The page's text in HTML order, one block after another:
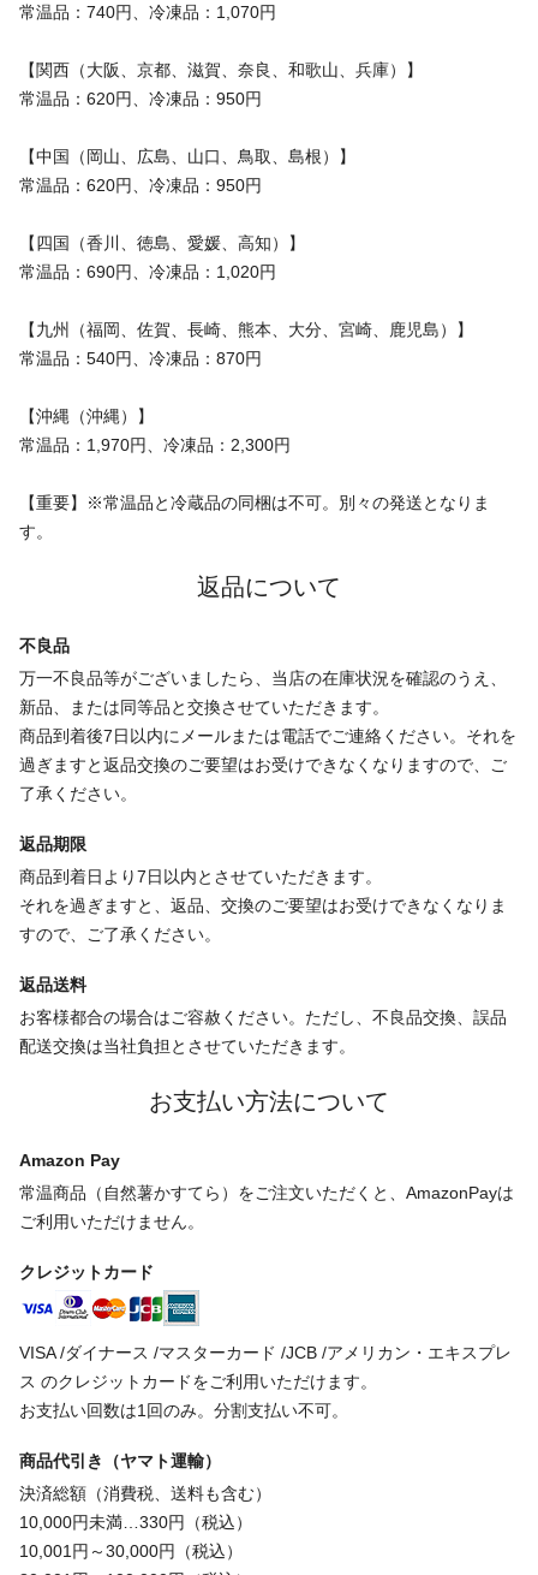
常温品：740円、冷凍品：1,070円
【関西（大阪、京都、滋賀、奈良、和歌山、兵庫）】
常温品：620円、冷凍品：950円
【中国（岡山、広島、山口、鳥取、島根）】
常温品：620円、冷凍品：950円
【四国（香川、徳島、愛媛、高知）】
常温品：690円、冷凍品：1,020円
【九州（福岡、佐賀、長崎、熊本、大分、宮崎、鹿児島）】
常温品：540円、冷凍品：870円
【沖縄（沖縄）】
常温品：1,970円、冷凍品：2,300円
【重要】※常温品と冷蔵品の同梱は不可。別々の発送となりま
す。
返品について
不良品
万一不良品等がございましたら、当店の在庫状況を確認のうえ、
新品、または同等品と交換させていただきます。
商品到着後7日以内にメールまたは電話でご連絡ください。それを
過ぎますと返品交換のご要望はお受けできなくなりますので、ご
了承ください。
返品期限
商品到着日より7日以内とさせていただきます。
それを過ぎますと、返品、交換のご要望はお受けできなくなりま
すので、ご了承ください。
返品送料
お客様都合の場合はご容赦ください。ただし、不良品交換、誤品
配送交換は当社負担とさせていただきます。
お支払い方法について
Amazon Pay
常温商品（自然薯かすてら）をご注文いただくと、AmazonPayは
ご利用いただけません。
クレジットカード
VISA /ダイナース /マスターカード /JCB /アメリカン・エキスプレ
ス のクレジットカードをご利用いただけます。
お支払い回数は1回のみ。分割支払い不可。
商品代引き（ヤマト運輸）
決済総額（消費税、送料も含む）
10,000円未満…330円（税込）
10,001円～30,000円（税込）